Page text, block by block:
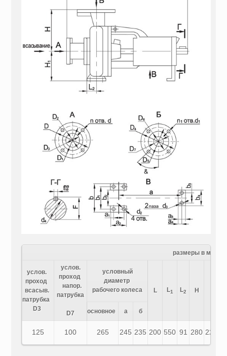
размеры в мм
услов.
проход
всасыв.
патрубка
D3
услов.
проход
напор.
патрубка
D7
условный
диаметр
рабочего колеса
L L1 L2 H
основное а б
125 100 265 245 235 200 550 91 280 225±1